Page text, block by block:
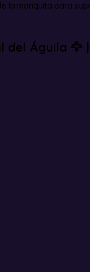
la mariquita para
del Águila 🦅